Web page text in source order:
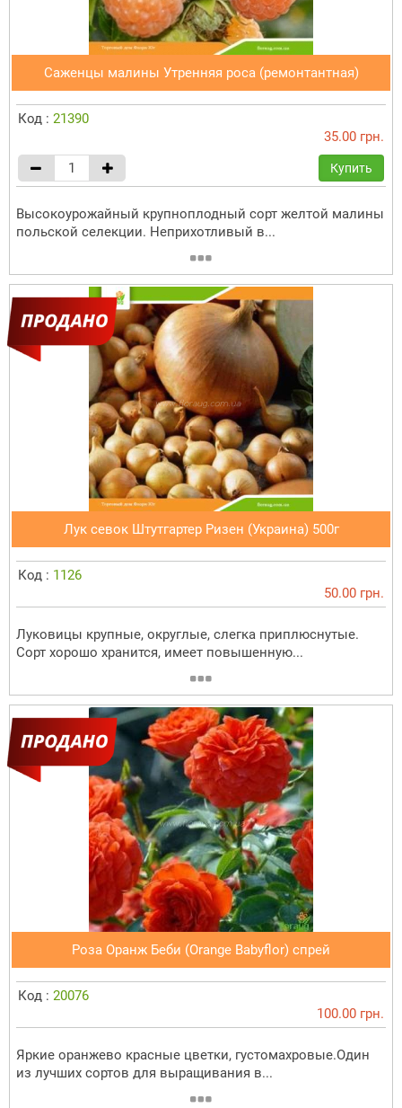
Саженцы малины Утренняя роса (ремонтантная)
Код : 21390
35.00 грн.
Купить
Высокоурожайный крупноплодный сорт желтой малины
польской селекции. Неприхотливый в...
Лук севок Штутгартер Ризен (Украина) 500г
Код : 1126
50.00 грн.
Луковицы крупные, округлые, слегка приплюснутые.
Сорт хорошо хранится, имеет повышенную...
Роза Оранж Беби (Orange Babyflor) спрей
Код : 20076
100.00 грн.
Яркие оранжево красные цветки, густомахровые.Один
из лучших сортов для выращивания в...